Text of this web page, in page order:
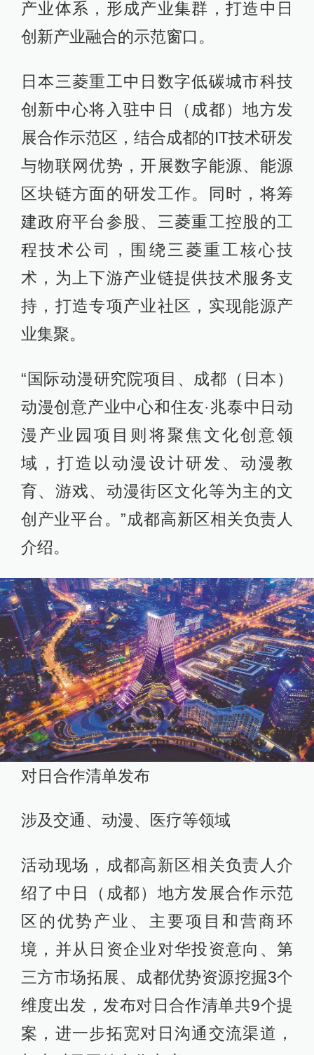
产业体系，形成产业集群，打造中日
创新产业融合的示范窗口。
日本三菱重工中日数字低碳城市科技
创新中心将入驻中日（成都）地方发
展合作示范区，结合成都的IT技术研发
与物联网优势，开展数字能源、能源
区块链方面的研发工作。同时，将筹
建政府平台参股、三菱重工控股的工
程技术公司，围绕三菱重工核心技
术，为上下游产业链提供技术服务支
持，打造专项产业社区，实现能源产
业集聚。
“国际动漫研究院项目、成都（日本）
动漫创意产业中心和住友·兆泰中日动
漫产业园项目则将聚焦文化创意领
域，打造以动漫设计研发、动漫教
育、游戏、动漫街区文化等为主的文
创产业平台。”成都高新区相关负责人
介绍。
对日合作清单发布
涉及交通、动漫、医疗等领域
活动现场，成都高新区相关负责人介
绍了中日（成都）地方发展合作示范
区的优势产业、主要项目和营商环
境，并从日资企业对华投资意向、第
三方市场拓展、成都优势资源挖掘3个
维度出发，发布对日合作清单共9个提
案，进一步拓宽对日沟通交流渠道，